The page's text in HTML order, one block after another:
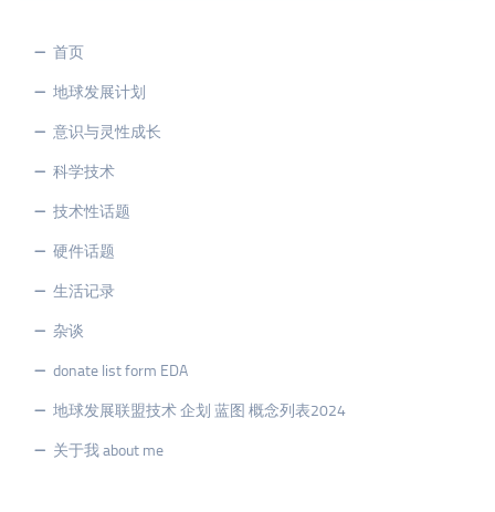
首页
地球发展计划
意识与灵性成长
科学技术
技术性话题
硬件话题
生活记录
杂谈
donate list form EDA
地球发展联盟技术 企划 蓝图 概念列表2024
关于我 about me